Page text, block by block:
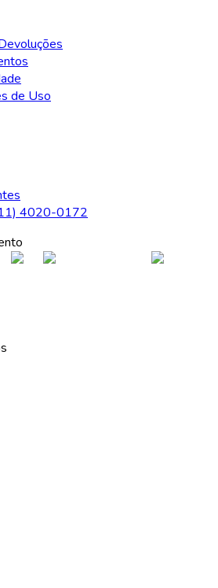
de Uso
4020-0172